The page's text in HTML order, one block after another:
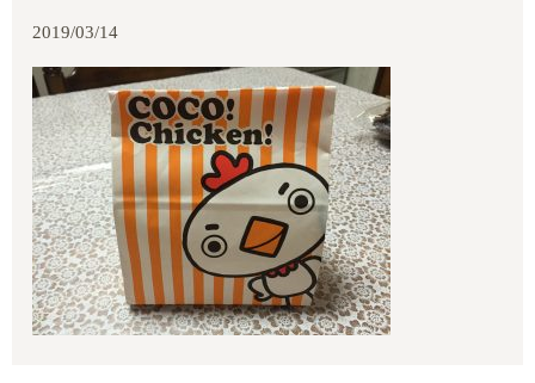
2019/03/14